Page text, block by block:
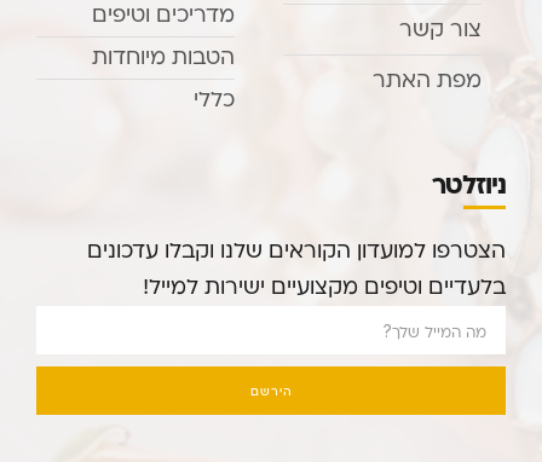
צור קשר
מפת האתר
מדריכים וטיפים
הטבות מיוחדות
כללי
ניוזלטר
הצטרפו למועדון הקוראים שלנו וקבלו עדכונים
בלעדיים וטיפים מקצועיים ישירות למייל!
הירשם